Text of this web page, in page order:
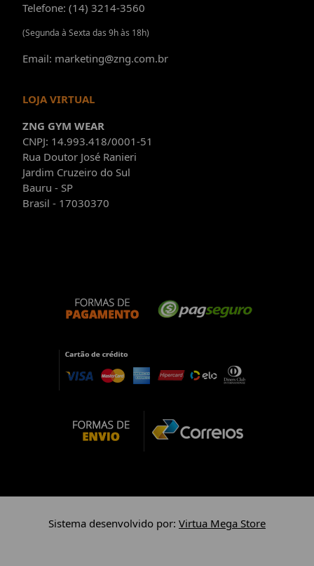
Telefone: (14) 3214-3560
(Segunda à Sexta das 9h às 18h)
Email: marketing@zng.com.br
LOJA VIRTUAL
ZNG GYM WEAR
CNPJ: 14.993.418/0001-51
Rua Doutor José Ranieri
Jardim Cruzeiro do Sul
Bauru - SP
Brasil - 17030370
Sistema desenvolvido por: Virtua Mega Store